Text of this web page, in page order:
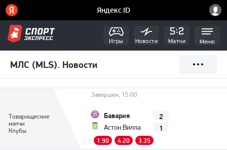
Игры Новости Матчи Меню
МЛС (MLS). Новости
Товарищеские
матчи
Клубы
Завершен, 15:00
Бавария
Астон Вилла
2
1
1.90 4.20 3.35